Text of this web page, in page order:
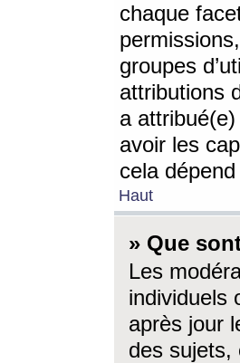
chaque
groupes
attributions
a
avoir les
cela
Haut
» Que
Les
individuels
après jour
des sujets,